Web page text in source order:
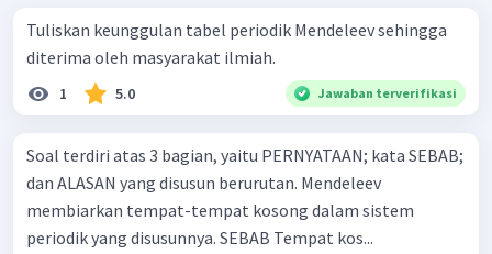
Tuliskan keunggulan tabel periodik Mendeleev sehingga
diterima oleh masyarakat ilmiah.
1 5.0 Jawaban terverifikasi
Soal terdiri atas 3 bagian, yaitu PERNYATAAN; kata SEBAB;
dan ALASAN yang disusun berurutan. Mendeleev
membiarkan tempat-tempat kosong dalam sistem
periodik yang disusunnya. SEBAB Tempat kos...